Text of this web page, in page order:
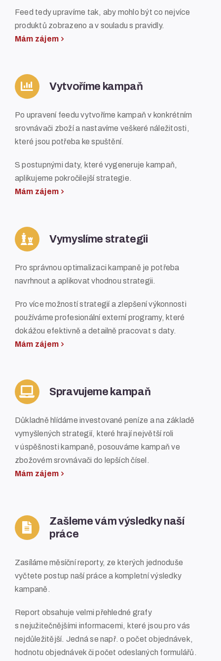
Feed tedy upravíme tak, aby mohlo být co nejvíce
produktů zobrazeno a v souladu s pravidly.
Mám zájem
Vytvoříme kampaň
Po upravení feedu vytvoříme kampaň v konkrétním
srovnávači zboží a nastavíme veškeré náležitosti,
které jsou potřeba ke spuštění.
S postupnými daty, které vygeneruje kampaň,
aplikujeme pokročilejší strategie.
Mám zájem
Vymyslíme strategii
Pro správnou optimalizaci kampaně je potřeba
navrhnout a aplikovat vhodnou strategii.
Pro více možností strategií a zlepšení výkonnosti
používáme profesionální externí programy, které
dokážou efektivně a detailně pracovat s daty.
Mám zájem
Spravujeme kampaň
Důkladně hlídáme investované peníze a na základě
vymyšlených strategií, které hrají největší roli
v úspěšnosti kampaně, posouváme kampaň ve
zbožovém srovnávači do lepších čísel.
Mám zájem
Zašleme vám výsledky naší
práce
Zasíláme měsíční reporty, ze kterých jednoduše
vyčtete postup naší práce a kompletní výsledky
kampaně.
Report obsahuje velmi přehledné grafy
s nejužitečnějšími informacemi, které jsou pro vás
nejdůležitější. Jedná se např. o počet objednávek,
hodnotu objednávek či počet odeslaných formulářů.